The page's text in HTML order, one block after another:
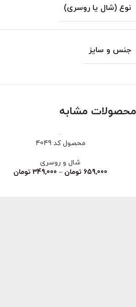
نوع (شال یا روسری)
جنس و سایز
محصولات مشابه
محصول کد 4049
شال و روسری
659,000 تومان –
349,000 تومان